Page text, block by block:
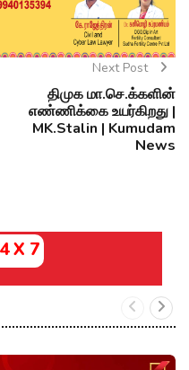
Next Post
திமுக மா.செ.க்களின்
எண்ணிக்கை உயர்கிறது |
MK.Stalin | Kumudam
News
X 7